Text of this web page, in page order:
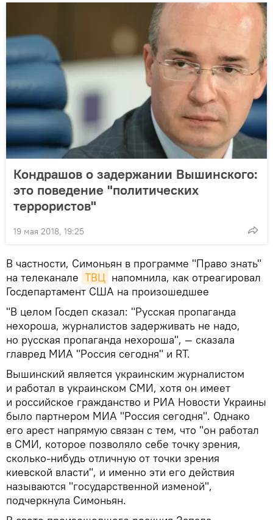
Кондрашов о задержании Вышинского:
это поведение "политических
террористов"
19 мая 2018, 19:25
В частности, Симоньян в программе "Право знать"
на телеканале ТВЦ напомнила, как отреагировал
Госдепартамент США на произошедшее
"В целом Госдеп сказал: "Русская пропаганда
нехороша, журналистов задерживать не надо,
но русская пропаганда нехороша", — сказала
главред МИА "Россия сегодня" и RT.
Вышинский является украинским журналистом
и работал в украинском СМИ, хотя он имеет
и российское гражданство и РИА Новости Украины
было партнером МИА "Россия сегодня". Однако
его арест напрямую связан с тем, что "он работал
в СМИ, которое позволяло себе точку зрения,
сколько-нибудь отличную от точки зрения
киевской власти", и именно эти его действия
называются "государственной изменой",
подчеркнула Симоньян.